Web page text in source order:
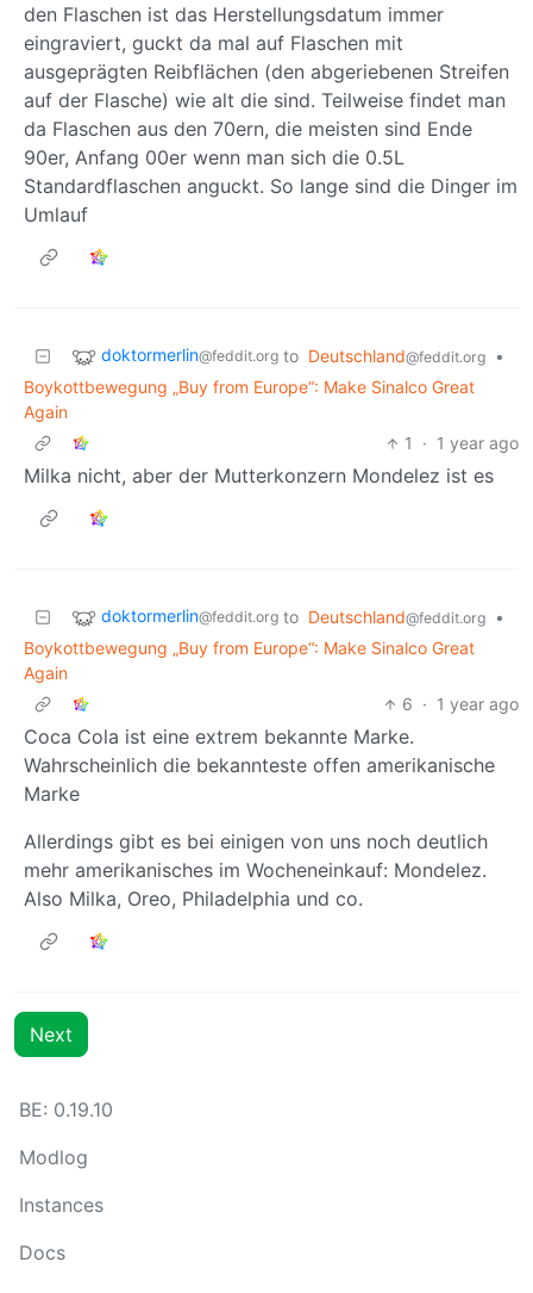
den Flaschen ist das Herstellungsdatum immer
eingraviert, guckt da mal auf Flaschen mit
ausgeprägten Reibflächen (den abgeriebenen Streifen
auf der Flasche) wie alt die sind. Teilweise findet man
da Flaschen aus den 70ern, die meisten sind Ende
90er, Anfang 00er wenn man sich die 0.5L
Standardflaschen anguckt. So lange sind die Dinger im
Umlauf
doktormerlin@feddit.org to Deutschland@feddit.org
•
Boykottbewegung „Buy from Europe“: Make Sinalco Great
Again
1
· 1 year ago
Milka nicht, aber der Mutterkonzern Mondelez ist es
doktormerlin@feddit.org to Deutschland@feddit.org
•
Boykottbewegung „Buy from Europe“: Make Sinalco Great
Again
6 · 1 year ago
Coca Cola ist eine extrem bekannte Marke.
Wahrscheinlich die bekannteste offen amerikanische
Marke
Allerdings gibt es bei einigen von uns noch deutlich
mehr amerikanisches im Wocheneinkauf: Mondelez.
Also Milka, Oreo, Philadelphia und co.
Next
BE: 0.19.10
Modlog
Instances
Docs